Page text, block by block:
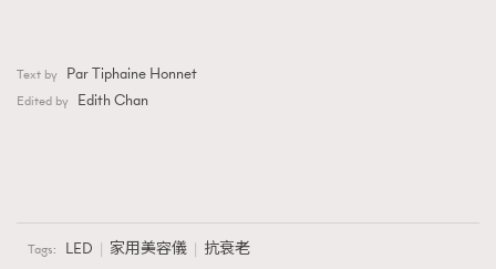
Text by Par Tiphaine Honnet
Edited by Edith Chan
Tags: LED 家用美容儀 抗衰老